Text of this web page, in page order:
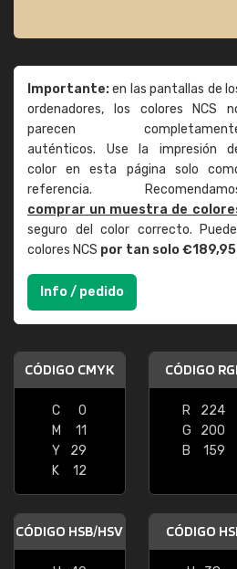
Importante:en las pantallas de
ordenadores, los colores NCS
parecen
auténticos. Use la impresión
color en esta página solo
referencia.
comprar un muestra de
seguro del color correcto.
colores NCS por tan solo €189,95
Info / pedido
CÓDIGO CMYK
C
0
M
11
Y
29
K
12
CÓDIGO
R
224
G
200
B
159
CÓDIGO HSB/HSV CÓDIGO